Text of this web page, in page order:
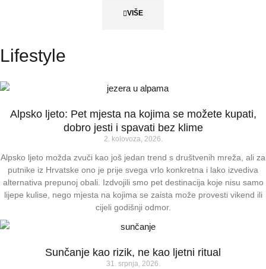
VIŠE
Lifestyle
Alpsko ljeto: Pet mjesta na kojima se možete kupati,
dobro jesti i spavati bez klime
2. kolovoza, 2026.
Alpsko ljeto možda zvuči kao još jedan trend s društvenih mreža, ali za
putnike iz Hrvatske ono je prije svega vrlo konkretna i lako izvediva
alternativa prepunoj obali. Izdvojili smo pet destinacija koje nisu samo
lijepe kulise, nego mjesta na kojima se zaista može provesti vikend ili
cijeli godišnji odmor.
Sunčanje kao rizik, ne kao ljetni ritual
31. srpnja, 2026.